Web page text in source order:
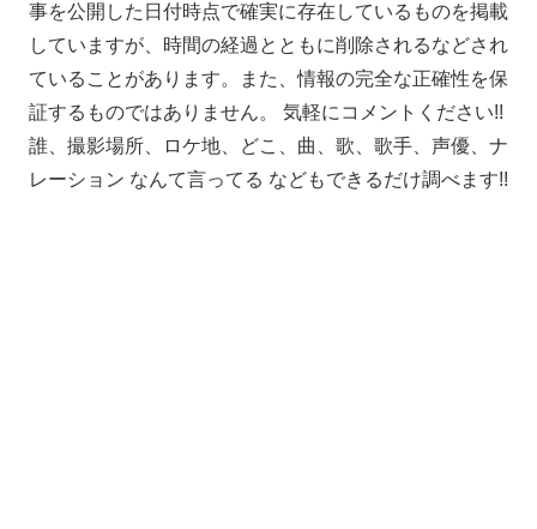
事を公開した日付時点で確実に存在しているものを掲載
していますが、時間の経過とともに削除されるなどされ
ていることがあります。また、情報の完全な正確性を保
証するものではありません。 気軽にコメントください!!
誰、撮影場所、ロケ地、どこ、曲、歌、歌手、声優、ナ
レーション なんて言ってる などもできるだけ調べます!!